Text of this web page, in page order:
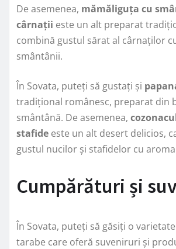
De asemenea, mămăliguța cu
cârnații este un alt preparat
combină gustul sărat al cârnaților
smântânii.
În Sovata, puteți să gustați și
tradițional românesc, preparat din
smântână. De asemenea,
stafide este un alt desert delicios,
gustul nucilor și stafidelor cu
Cumpărături și
În Sovata, puteți să găsiți o
tarabe care oferă suveniruri și